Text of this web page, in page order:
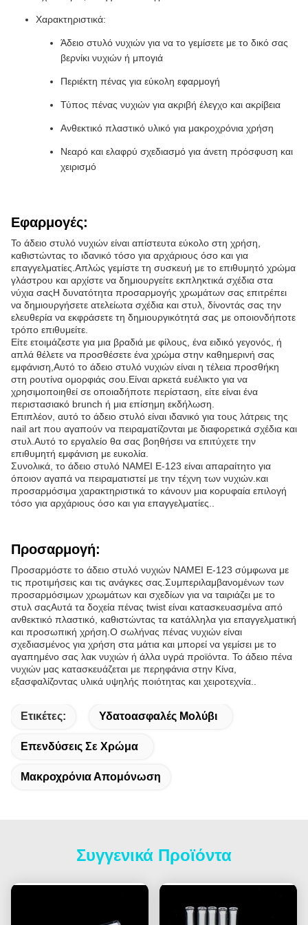
Χαρακτηριστικά:
Άδειο στυλό νυχιών για να το γεμίσετε με το δικό σας
βερνίκι νυχιών ή μπογιά
Περιέκτη πένας για εύκολη εφαρμογή
Τύπος πένας νυχιών για ακριβή έλεγχο και ακρίβεια
Ανθεκτικό πλαστικό υλικό για μακροχρόνια χρήση
Νεαρό και ελαφρύ σχεδιασμό για άνετη πρόσφυση και
χειρισμό
Εφαρμογές:
Το άδειο στυλό νυχιών είναι απίστευτα εύκολο στη χρήση,
καθιστώντας το ιδανικό τόσο για αρχάριους όσο και για
επαγγελματίες.Απλώς γεμίστε τη συσκευή με το επιθυμητό χρώμα
γλάστρου και αρχίστε να δημιουργείτε εκπληκτικά σχέδια στα
νύχια σαςΗ δυνατότητα προσαρμογής χρωμάτων σας επιτρέπει
να δημιουργήσετε ατελείωτα σχέδια και στυλ, δίνοντάς σας την
ελευθερία να εκφράσετε τη δημιουργικότητά σας με οποιονδήποτε
τρόπο επιθυμείτε.
Είτε ετοιμάζεστε για μια βραδιά με φίλους, ένα ειδικό γεγονός, ή
απλά θέλετε να προσθέσετε ένα χρώμα στην καθημερινή σας
εμφάνιση,Αυτό το άδειο στυλό νυχιών είναι η τέλεια προσθήκη
στη ρουτίνα ομορφιάς σου.Είναι αρκετά ευέλικτο για να
χρησιμοποιηθεί σε οποιαδήποτε περίσταση, είτε είναι ένα
περιστασιακό brunch ή μια επίσημη εκδήλωση.
Επιπλέον, αυτό το άδειο στυλό είναι ιδανικό για τους λάτρεις της
nail art που αγαπούν να πειραματίζονται με διαφορετικά σχέδια και
στυλ.Αυτό το εργαλείο θα σας βοηθήσει να επιτύχετε την
επιθυμητή εμφάνιση με ευκολία.
Συνολικά, το άδειο στυλό ΝΑΜΕΙ Ε-123 είναι απαραίτητο για
όποιον αγαπά να πειραματιστεί με την τέχνη των νυχιών.και
προσαρμόσιμα χαρακτηριστικά το κάνουν μια κορυφαία επιλογή
τόσο για αρχάριους όσο και για επαγγελματίες..
Προσαρμογή:
Προσαρμόστε το άδειο στυλό νυχιών NAMEI E-123 σύμφωνα με
τις προτιμήσεις και τις ανάγκες σας.Συμπεριλαμβανομένων των
προσαρμόσιμων χρωμάτων και σχεδίων για να ταιριάζει με το
στυλ σαςΑυτά τα δοχεία πένας twist είναι κατασκευασμένα από
ανθεκτικό πλαστικό, καθιστώντας τα κατάλληλα για επαγγελματική
και προσωπική χρήση.Ο σωλήνας πένας νυχιών είναι
σχεδιασμένος για χρήση στα μάτια και μπορεί να γεμίσει με το
αγαπημένο σας λακ νυχιών ή άλλα υγρά προϊόντα. Το άδειο πένα
νυχιών μας κατασκευάζεται με περηφάνια στην Κίνα,
εξασφαλίζοντας υλικά υψηλής ποιότητας και χειροτεχνία..
Ετικέτες: Υδατοασφαλές Μολύβι
Επενδύσεις Σε Χρώμα
Μακροχρόνια Απομόνωση
Συγγενικά Προϊόντα